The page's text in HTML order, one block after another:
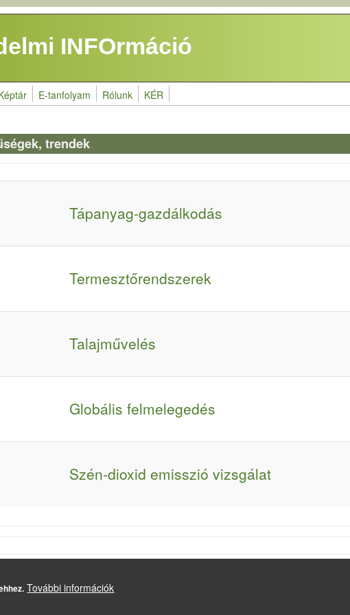
INFOrmáció
E-tanfolyam Rólunk KÉR
trendek
Tápanyag-gazdálkodás
Termesztőrendszerek
Talajművelés
Globális felmelegedés
Szén-dioxid emisszió vizsgálat
További információk